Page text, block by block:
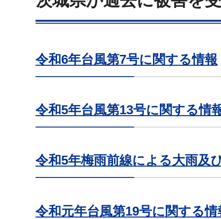
令和6年台風第7号に関する情報
令和5年台風第13号に関する情
令和5年梅雨前線による大雨及
令和元年台風第19号に関する情